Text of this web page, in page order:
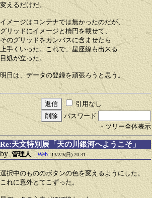
変えるだけだ。
イメージはコンテナでは無かったのだが、
グリッドにイメージと楕円を載せて、
そのグリッドをカンバスに含ませたら
上手くいった。これで、星座線も出来る
目処が立った。
明日は、データの登録を頑張ろうと思う。
引用なし
パスワード
・ツリー全体表示
Re:天文特別展「天の川銀河へようこそ」
by 管理人 Web 13/2/3(日) 20:31
選択中のもののボタンの色を変えるようにした。
これに意外とてこずった。